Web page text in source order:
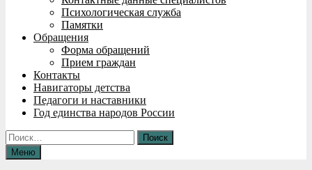
Психологическая служба
Памятки
Обращения
Форма обращений
Прием граждан
Контакты
Навигаторы детства
Педагоги и наставники
Год единства народов России
Найти:
Меню